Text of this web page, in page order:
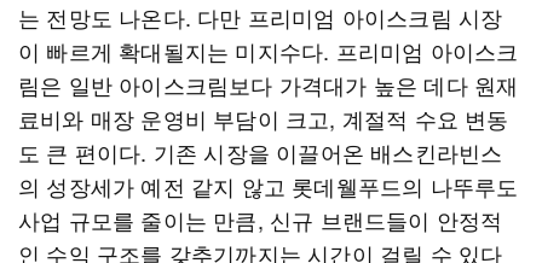
는 전망도 나온다. 다만 프리미엄 아이스크림 시장
이 빠르게 확대될지는 미지수다. 프리미엄 아이스크
림은 일반 아이스크림보다 가격대가 높은 데다 원재
료비와 매장 운영비 부담이 크고, 계절적 수요 변동
도 큰 편이다. 기존 시장을 이끌어온 배스킨라빈스
의 성장세가 예전 같지 않고 롯데웰푸드의 나뚜루도
사업 규모를 줄이는 만큼, 신규 브랜드들이 안정적
인 수익 구조를 갖추기까지는 시간이 걸릴 수 있다